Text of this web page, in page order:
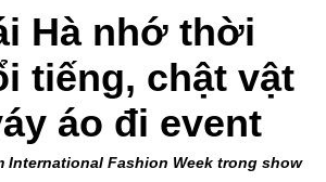
Hà nhớ thời
tiếng, chật vật
áo đi event
International Fashion Week trong show